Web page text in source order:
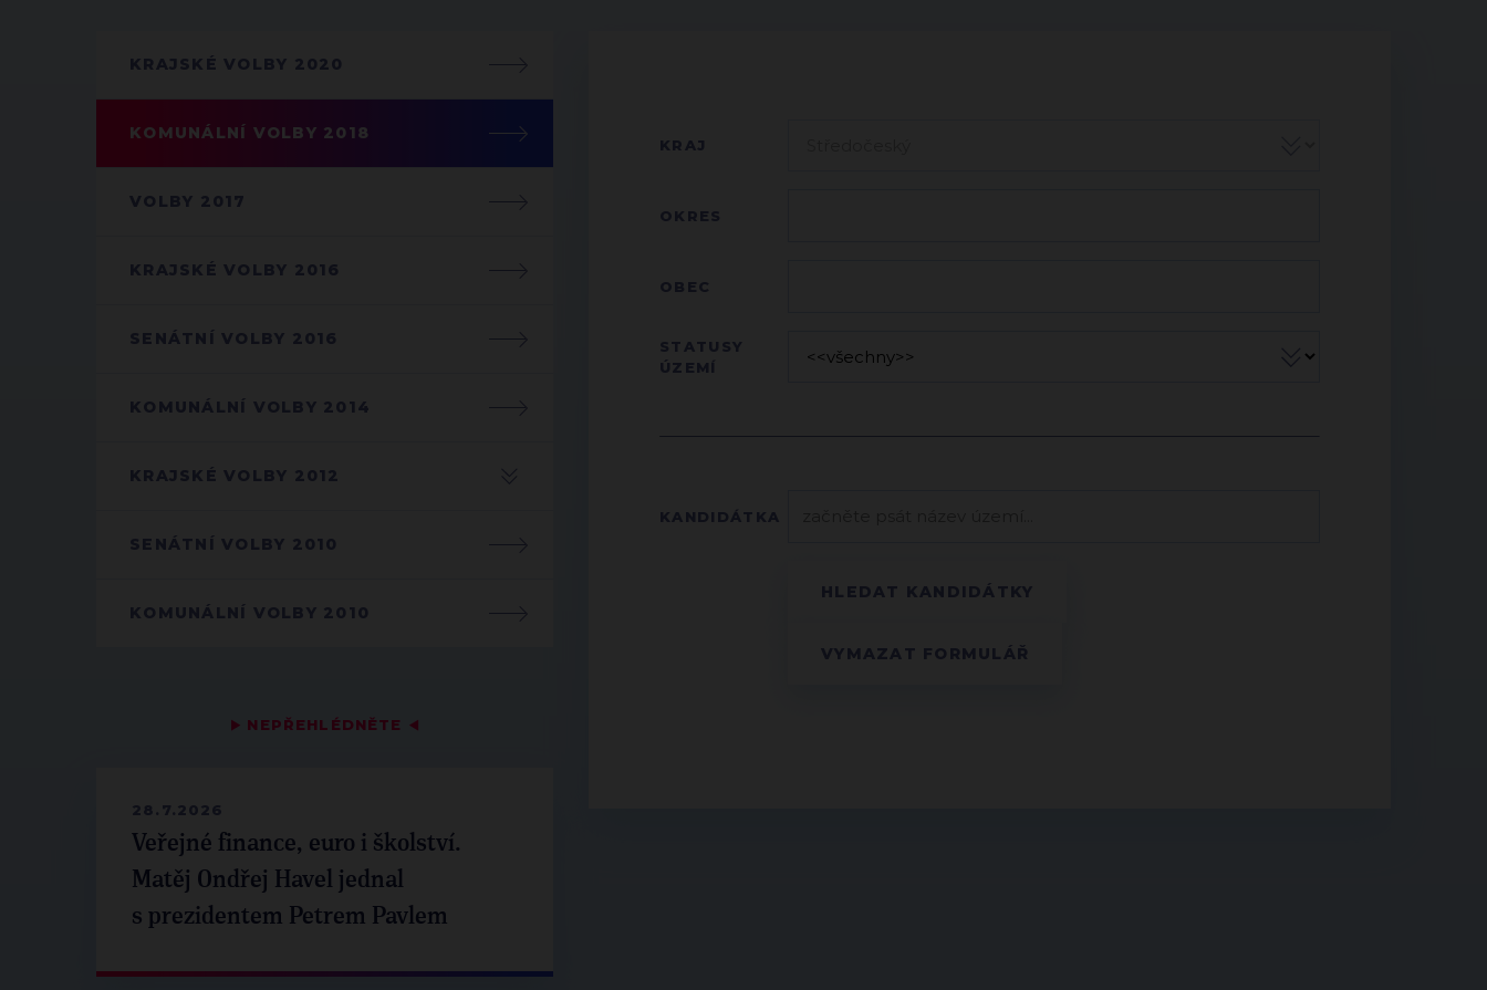
KRAJSKÉ VOLBY 2020
KOMUNÁLNÍ VOLBY 2018
VOLBY 2017
KRAJSKÉ VOLBY 2016
SENÁTNÍ VOLBY 2016
KOMUNÁLNÍ VOLBY 2014
KRAJSKÉ VOLBY 2012
SENÁTNÍ VOLBY 2010
KOMUNÁLNÍ VOLBY 2010
▶ NEPŘEHLÉDNĚTE ◀
28.7.2026
Veřejné finance, euro i školství.
Matěj Ondřej Havel jednal
s prezidentem Petrem Pavlem
KRAJ
OKRES
OBEC
STATUSY
ÚZEMÍ
KANDIDÁTKA